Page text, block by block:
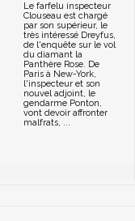
Le farfelu inspecteur
Clouseau est chargé
par son supérieur, le
très intéressé Dreyfus,
de l'enquête sur le vol
du diamant la
Panthère Rose. De
Paris à New-York,
l'inspecteur et son
nouvel adjoint, le
gendarme Ponton,
vont devoir affronter
malfrats, ...